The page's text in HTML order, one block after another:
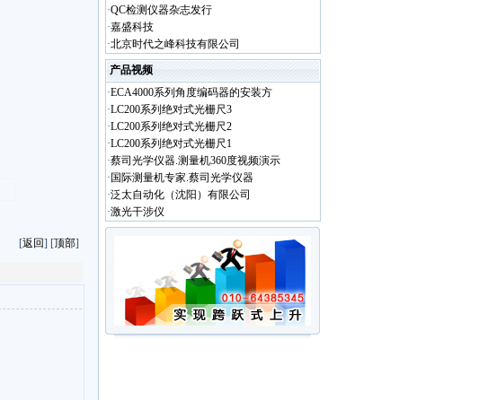
[返回] [顶部]
·QC检测仪器杂志发行
·嘉盛科技
·北京时代之峰科技有限公司
产品视频
·ECA4000系列角度编码器的安装方
·LC200系列绝对式光栅尺3
·LC200系列绝对式光栅尺2
·LC200系列绝对式光栅尺1
·蔡司光学仪器.测量机360度视频演示
· 国际测量机专家.蔡司光学仪器
·泛太自动化（沈阳）有限公司
·激光干涉仪